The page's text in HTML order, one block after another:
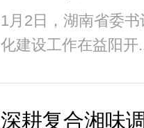
1月2日，湖南省委
化建设工作在益阳开